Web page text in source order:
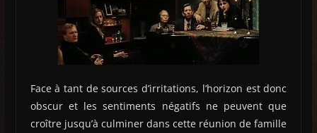
Face à tant de sources d’irritations, l’horizon est donc
obscur et les sentiments négatifs ne peuvent que
croître jusqu’à culminer dans cette réunion de famille